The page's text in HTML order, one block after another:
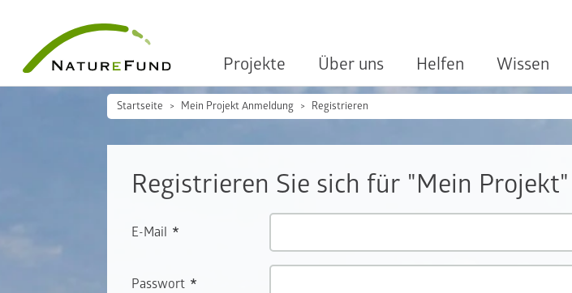
Projekte Über uns Helfen Wissen
Startseite Mein Projekt Anmeldung Registrieren
Registrieren Sie sich für "Mein Projekt"
E-Mail
Passwort